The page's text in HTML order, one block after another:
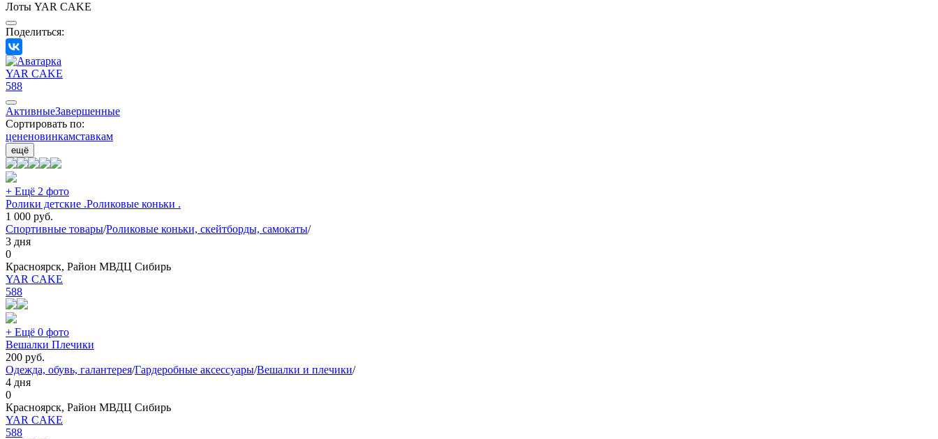
Лоты YAR CAKE
Поделиться:
YAR CAKE
588
АктивныеЗавершенные
Сортировать по:
цененовинкамставкам
ещё
+ Ещё 2 фото
Ролики детские .Роликовые коньки .
1 000 руб.
Спортивные товары/Роликовые коньки, скейтборды, самокаты/
3 дня
0
Красноярск, Район МВДЦ Сибирь
YAR CAKE
588
+ Ещё 0 фото
Вешалки Плечики
200 руб.
Одежда, обувь, галантерея/Гардеробные аксессуары/Вешалки и плечики/
4 дня
0
Красноярск, Район МВДЦ Сибирь
YAR CAKE
588